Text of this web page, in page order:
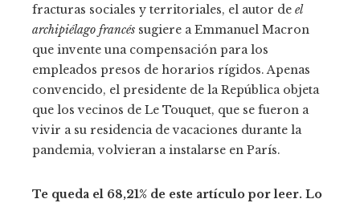
fracturas sociales y territoriales, el autor de el
archipiélago francés sugiere a Emmanuel Macron
que invente una compensación para los
empleados presos de horarios rígidos. Apenas
convencido, el presidente de la República objeta
que los vecinos de Le Touquet, que se fueron a
vivir a su residencia de vacaciones durante la
pandemia, volvieran a instalarse en París.
Te queda el 68,21% de este artículo por leer. Lo